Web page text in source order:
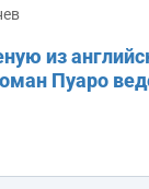
из
Пуаро